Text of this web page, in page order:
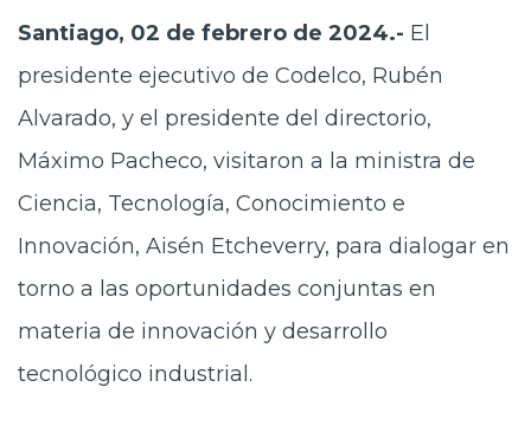
Santiago, 02 de febrero de 2024.- El
presidente ejecutivo de Codelco, Rubén
Alvarado, y el presidente del directorio,
Máximo Pacheco, visitaron a la ministra de
Ciencia, Tecnología, Conocimiento e
Innovación, Aisén Etcheverry, para dialogar en
torno a las oportunidades conjuntas en
materia de innovación y desarrollo
tecnológico industrial.